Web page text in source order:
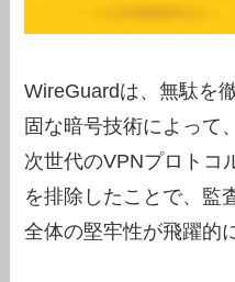
WireGuardは、無駄を
固な暗号技術によって
次世代のVPNプロトコ
を排除したことで、監
全体の堅牢性が飛躍的